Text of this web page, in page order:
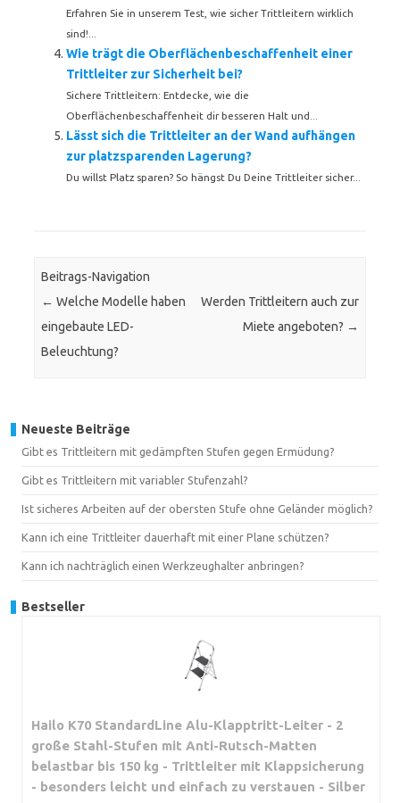
Erfahren Sie in unserem Test, wie sicher Trittleitern wirklich
sind!...
Wie trägt die Oberflächenbeschaffenheit einer
Trittleiter zur Sicherheit bei?
Sichere Trittleitern: Entdecke, wie die
Oberflächenbeschaffenheit dir besseren Halt und...
Lässt sich die Trittleiter an der Wand aufhängen
zur platzsparenden Lagerung?
Du willst Platz sparen? So hängst Du Deine Trittleiter sicher...
Beitrags-Navigation
← Welche Modelle haben
eingebaute LED-
Beleuchtung?
Werden Trittleitern auch zur
Miete angeboten? →
Neueste Beiträge
Gibt es Trittleitern mit gedämpften Stufen gegen Ermüdung?
Gibt es Trittleitern mit variabler Stufenzahl?
Ist sicheres Arbeiten auf der obersten Stufe ohne Geländer möglich?
Kann ich eine Trittleiter dauerhaft mit einer Plane schützen?
Kann ich nachträglich einen Werkzeughalter anbringen?
Bestseller
Hailo K70 StandardLine Alu-Klapptritt-Leiter - 2
große Stahl-Stufen mit Anti-Rutsch-Matten
belastbar bis 150 kg - Trittleiter mit Klappsicherung
- besonders leicht und einfach zu verstauen - Silber